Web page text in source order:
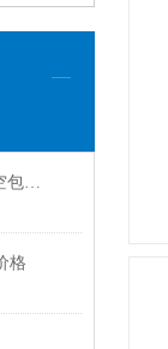
枸杞红枣颗粒1-2斤抽气双室真空包装机厂家定制
格